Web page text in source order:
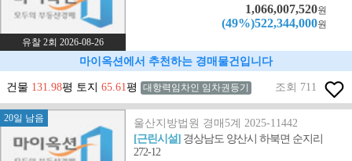
유찰 2회 2026-08-26
1,066,007,520원
(49%)522,344,000원
마이옥션에서 추천하는 경매물건입니다
건물 131.98평 토지 65.61평 대항력임차인 임차권등기 조회 711
20일 남음
울산지방법원 경매5계 2025-11442
[근린시설] 경상남도 양산시 하북면 순지리
272-12